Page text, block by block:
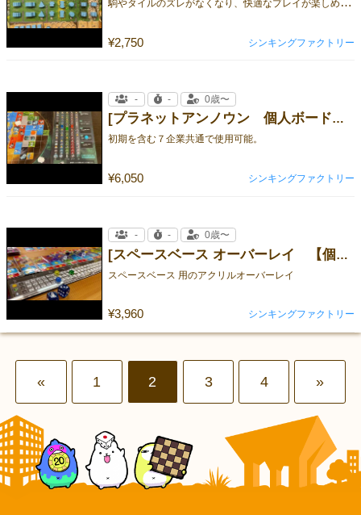
¥2,750 シンキングファクトリー
[プラネットアンノウン 個人ボード用オーバーレイ ]
初期を含む７企業共通で使用可能。
¥6,050
- - 0歳〜
シンキングファクトリー
[スペースベース オーバーレイ 【個人ボードのみ】]
スペースベース 用のアクリルオーバーレイ
¥3,960
- - 0歳〜
シンキングファクトリー
« 1 2 3 4 »